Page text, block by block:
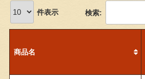
件表示 検索:
商品名